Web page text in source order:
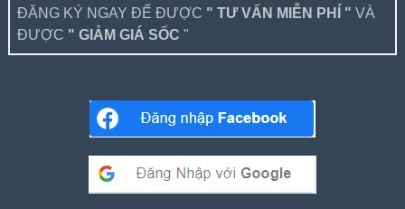
ĐĂNG KÝ NGAY ĐỂ ĐƯỢC " TƯ VẤN MIỄN PHÍ " VÀ
ĐƯỢC " GIẢM GIÁ SỐC "